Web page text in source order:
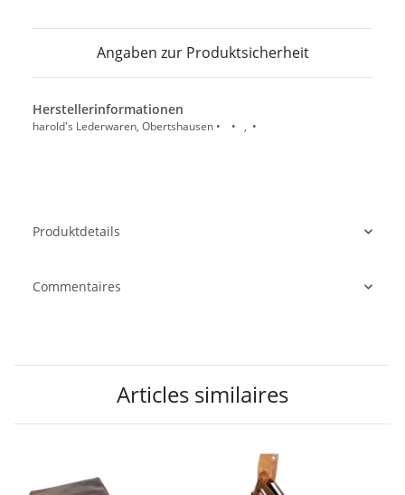
Angaben zur Produktsicherheit
Herstellerinformationen
harold's Lederwaren, Obertshausen • • , •
Produktdetails
Commentaires
Articles similaires